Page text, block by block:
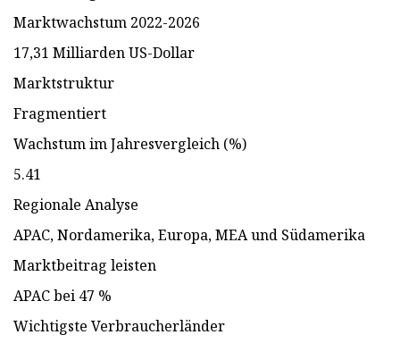
Marktwachstum 2022-2026
17,31 Milliarden US-Dollar
Marktstruktur
Fragmentiert
Wachstum im Jahresvergleich (%)
5.41
Regionale Analyse
APAC, Nordamerika, Europa, MEA und Südamerika
Marktbeitrag leisten
APAC bei 47 %
Wichtigste Verbraucherländer